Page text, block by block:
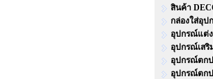
สินค้า
กล่องใส่อุป
อุปกรณ์แต่
อุปกรณ์เสริ
อุปกรณ์ตก
อุปกรณ์ตก